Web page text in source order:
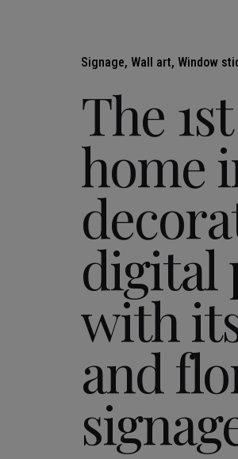
Signage Wall art Window
The
home
digital
with
and